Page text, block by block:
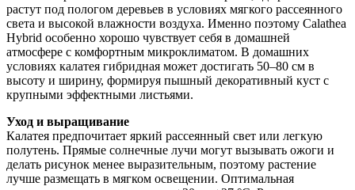
растут под пологом деревьев в условиях мягкого рассеянного
света и высокой влажности воздуха. Именно поэтому Calathea
Hybrid особенно хорошо чувствует себя в домашней
атмосфере с комфортным микроклиматом. В домашних
условиях калатея гибридная может достигать 50–80 см в
высоту и ширину, формируя пышный декоративный куст с
крупными эффектными листьями.
Уход и выращивание
Калатея предпочитает яркий рассеянный свет или легкую
полутень. Прямые солнечные лучи могут вызывать ожоги и
делать рисунок менее выразительным, поэтому растение
лучше размещать в мягком освещении. Оптимальная